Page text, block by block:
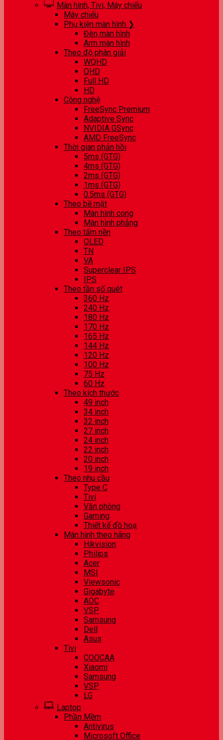
Màn hình, Tivi, Máy chiếu
Máy chiếu
Phụ kiện màn hình ❯
Đèn màn hình
Arm màn hình
Theo độ phân giải
WQHD
QHD
Full HD
HD
Công nghệ
FreeSync Premium
Adaptive Sync
NVIDIA GSync
AMD FreeSync
Thời gian phản hồi
5ms (GTG)
4ms (GTG)
2ms (GTG)
1ms (GTG)
0.5ms (GTG)
Theo bề mặt
Màn hình cong
Màn hình phẳng
Theo tấm nền
OLED
TN
VA
Superclear IPS
IPS
Theo tần số quét
360 Hz
240 Hz
180 Hz
170 Hz
165 Hz
144 Hz
120 Hz
100 Hz
75 Hz
60 Hz
Theo kích thước
49 inch
34 inch
32 inch
27 inch
24 inch
22 inch
20 inch
19 inch
Theo nhu cầu
Type C
Tivi
Văn phòng
Gaming
Thiết kế đồ hoạ
Màn hình theo hãng
Hikvision
Philips
Acer
MSI
Viewsonic
Gigabyte
AOC
VSP
Samsung
Dell
Asus
Tivi
COOCAA
Xiaomi
Samsung
VSP
LG
Laptop
Phần Mềm
Antivirus
Microsoft Office